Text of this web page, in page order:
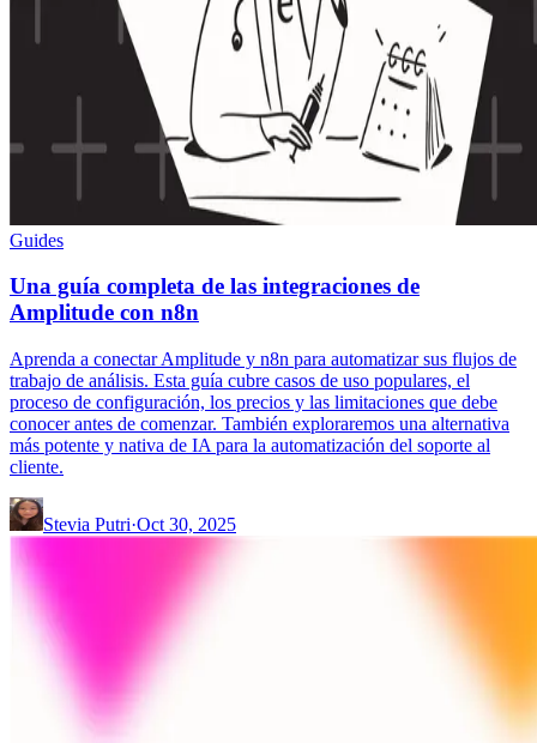
Guides
Una guía completa de las integraciones de
Amplitude con n8n
Aprenda a conectar Amplitude y n8n para automatizar sus flujos de
trabajo de análisis. Esta guía cubre casos de uso populares, el
proceso de configuración, los precios y las limitaciones que debe
conocer antes de comenzar. También exploraremos una alternativa
más potente y nativa de IA para la automatización del soporte al
cliente.
Stevia Putri·Oct 30, 2025